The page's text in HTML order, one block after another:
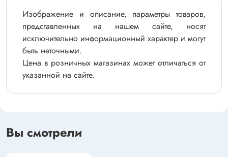
Изображение и описание, параметры товаров,
представленных на нашем сайте, носят
исключительно информационный характер и могут
быть неточными.
Цена в розничных магазинах может отличаться от
указанной на сайте.
Вы смотрели